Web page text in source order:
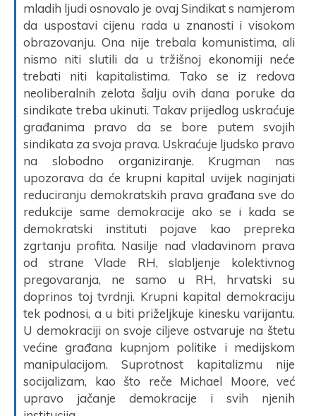
mladih ljudi osnovalo je ovaj Sindikat s namjerom
da uspostavi cijenu rada u znanosti i visokom
obrazovanju. Ona nije trebala komunistima, ali
nismo niti slutili da u tržišnoj ekonomiji neće
trebati niti kapitalistima. Tako se iz redova
neoliberalnih zelota šalju ovih dana poruke da
sindikate treba ukinuti. Takav prijedlog uskraćuje
građanima pravo da se bore putem svojih
sindikata za svoja prava. Uskraćuje ljudsko pravo
na slobodno organiziranje. Krugman nas
upozorava da će krupni kapital uvijek naginjati
reduciranju demokratskih prava građana sve do
redukcije same demokracije ako se i kada se
demokratski instituti pojave kao prepreka
zgrtanju profita. Nasilje nad vladavinom prava
od strane Vlade RH, slabljenje kolektivnog
pregovaranja, ne samo u RH, hrvatski su
doprinos toj tvrdnji. Krupni kapital demokraciju
tek podnosi, a u biti priželjkuje kinesku varijantu.
U demokraciji on svoje ciljeve ostvaruje na štetu
većine građana kupnjom politike i medijskom
manipulacijom. Suprotnost kapitalizmu nije
socijalizam, kao što reče Michael Moore, već
upravo jačanje demokracije i svih njenih